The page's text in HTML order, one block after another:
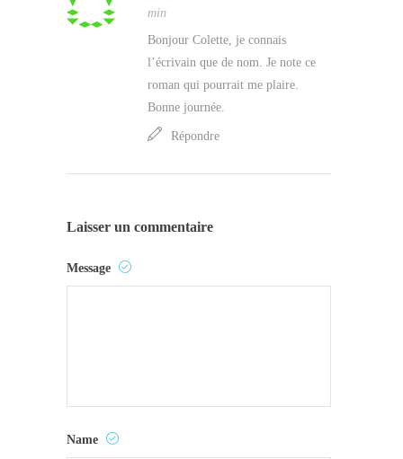
min
Bonjour Colette, je connais
l’écrivain que de nom. Je note ce
roman qui pourrait me plaire.
Bonne journée.
Répondre
Laisser un commentaire
Message
Name